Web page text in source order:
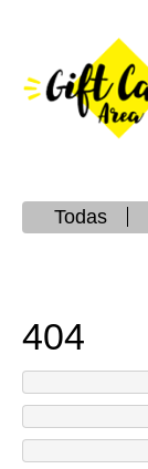
Todas
404